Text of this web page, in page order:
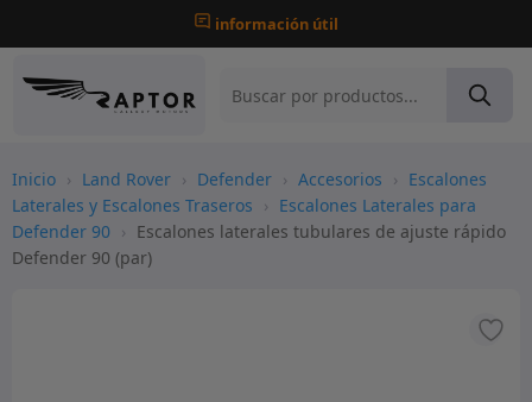
información útil
Inicio › Land Rover › Defender › Accesorios › Escalones
Laterales y Escalones Traseros › Escalones Laterales para
Defender 90 › Escalones laterales tubulares de ajuste rápido
Defender 90 (par)